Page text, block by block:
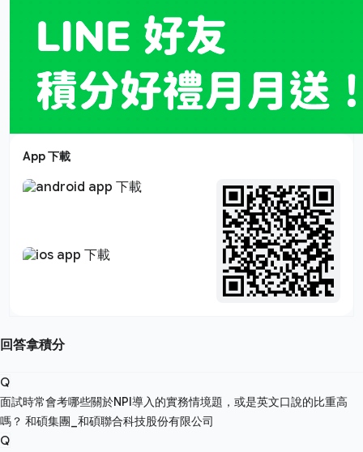
App 下載
回答拿積分
Q
面試時常會考哪些關於NPI導入的實務情境題，或是英文口說的比重高
嗎？ 和碩集團_和碩聯合科技股份有限公司
Q